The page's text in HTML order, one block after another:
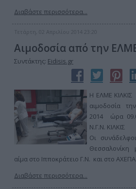
Διαβάστε περισσότερα...
Τετάρτη, 02 Απριλίου 2014 23:20
Αιμοδοσία από την
Συντάκτης: Eidisis.gr
Η ΕΛΜΕ
αιμοδοσία
2014 ώρα
Ν.Γ.Ν. ΚΙΛΚΙΣ
Οι
αίμα στο Ιπποκράτειο Γ.Ν. και στο ΑΧΕΠΑ.
Διαβάστε περισσότερα...